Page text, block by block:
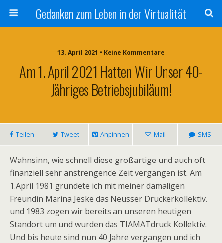
Gedanken zum Leben in der Virtualität
13. April 2021 • Keine Kommentare
Am 1. April 2021 Hatten Wir Unser 40-
Jähriges Betriebsjubiläum!
Teilen Tweet Anpinnen Mail SMS
Wahnsinn, wie schnell diese großartige und auch oft
finanziell sehr anstrengende Zeit vergangen ist. Am
1.April 1981 gründete ich mit meiner damaligen
Freundin Marina Jeske das Neusser Druckerkollektiv,
und 1983 zogen wir bereits an unseren heutigen
Standort um und wurden das TIAMATdruck Kollektiv.
Und bis heute sind nun 40 Jahre vergangen und ich